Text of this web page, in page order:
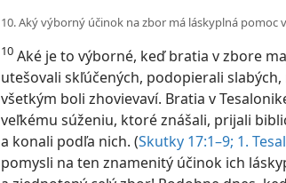
10. Aký výborný účinok na zbor má láskyplná pomoc
10 Aké je to výborné, keď bratia v zbore
utešovali skľúčených, podopierali
všetkým boli zhovievaví. Bratia v
veľkému súženiu, ktoré znášali, prijali
a konali podľa nich. (Skutky 17:1–9; 1.
pomysli na ten znamenitý účinok ich